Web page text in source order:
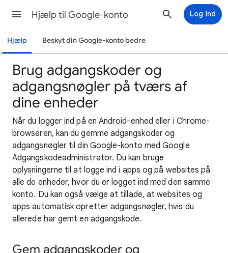
Hjælp til Google-konto Log ind
Hjælp Beskyt din Google-konto bedre
Brug adgangskoder og
adgangsnøgler på tværs af
dine enheder
Når du logger ind på en Android-enhed eller i Chrome-
browseren, kan du gemme adgangskoder og
adgangsnøgler til din Google-konto med Google
Adgangskodeadministrator. Du kan bruge
oplysningerne til at logge ind i apps og på websites på
alle de enheder, hvor du er logget ind med den samme
konto. Du kan også vælge at tillade, at websites og
apps automatisk opretter adgangsnøgler, hvis du
allerede har gemt en adgangskode.
Gem adgangskoder og